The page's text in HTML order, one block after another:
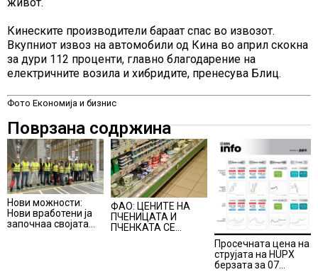
Кинеските производители бараат спас во извозот.
Вкупниот извоз на автомобили од Кина во април скокна
за дури 112 проценти, главно благодарение на
електричните возила и хибридите, пренесува Блиц.
Фото Економија и бизнис
Поврзана содржина
Нови можности:
Нови вработени ја
започнаа својата
ФАО: ЦЕНИТЕ НА
ПЧЕНИЦАТА И
ПЧЕНКАТА СЕ
Просечната цена на
струјата на HUPX
берзата за 07